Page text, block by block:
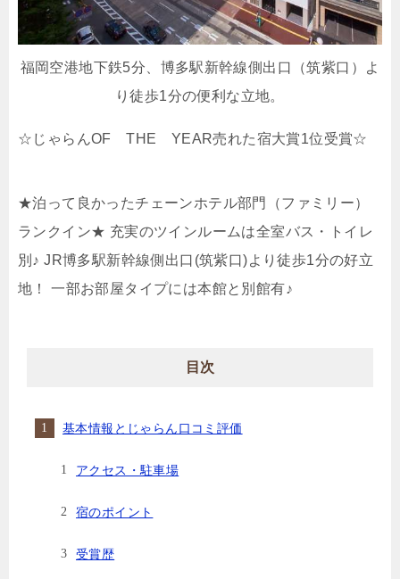
福岡空港地下鉄5分、博多駅新幹線側出口（筑紫口）よ
り徒歩1分の便利な立地。
☆じゃらんOF THE YEAR売れた宿大賞1位受賞☆
★泊って良かったチェーンホテル部門（ファミリー）
ランクイン★ 充実のツインルームは全室バス・トイレ
別♪ JR博多駅新幹線側出口(筑紫口)より徒歩1分の好立
地！ 一部お部屋タイプには本館と別館有♪
目次
基本情報とじゃらん口コミ評価
アクセス・駐車場
宿のポイント
受賞歴